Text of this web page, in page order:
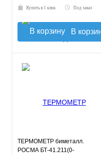
Купить в 1 клик Под заказ
В
ТЕРМОМЕТР биметалл.
РОСМА БТ-41.211(0-